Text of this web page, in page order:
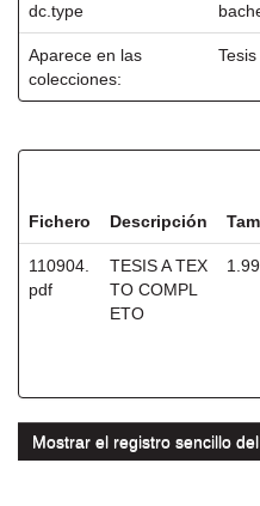
dc.type
Aparece en las
colecciones:
Fichero Descripción
110904.
pdf
TESIS A TEX
TO COMPL
ETO
Mostrar el registro sencillo